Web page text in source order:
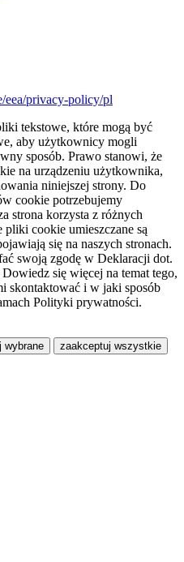
eea/privacy-policy/pl
tekstowe, które mogą być
aby użytkownicy mogli
sposób. Prawo stanowi, że
na urządzeniu użytkownika,
niniejszej strony. Do
cookie potrzebujemy
strona korzysta z różnych
cookie umieszczane są
się na naszych stronach.
swoją zgodę w Deklaracji dot.
się więcej na temat tego,
skontaktować i w jaki sposób
Polityki prywatności.
wybrane zaakceptuj wszystkie